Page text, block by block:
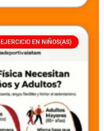
EJERCICIO EN NIÑOS(AS)